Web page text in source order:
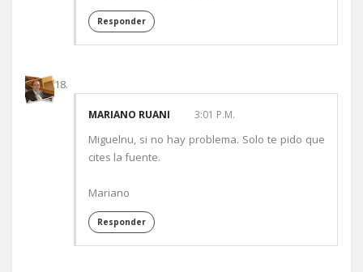
Responder
MARIANO RUANI 3:01 P.M.
Miguelnu, si no hay problema. Solo te pido que
cites la fuente.
Mariano
Responder